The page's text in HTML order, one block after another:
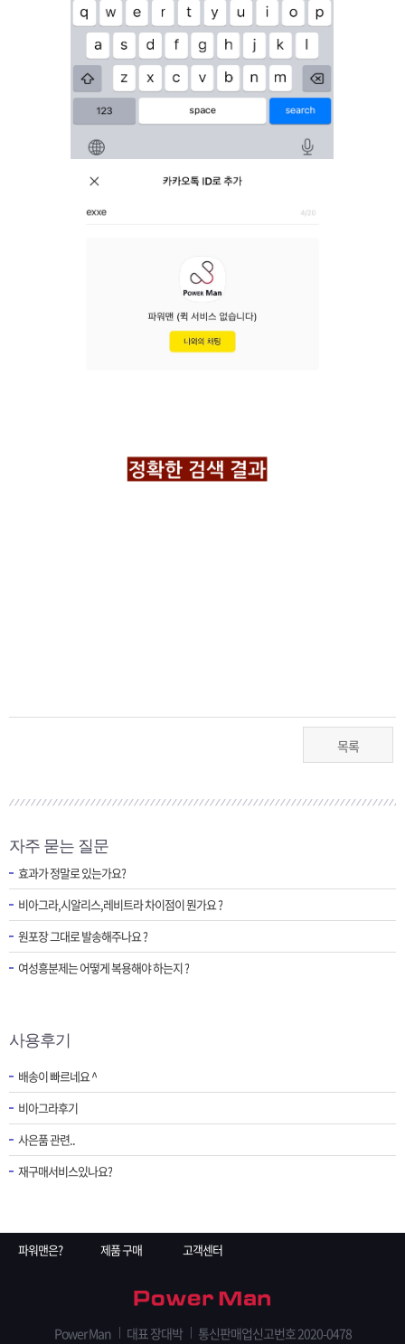
목록
자주 묻는 질문
효과가 정말로 있는가요?
비아그라,시알리스,레비트라 차이점이 뭔가요 ?
원포장 그대로 발송해주나요 ?
여성흥분제는 어떻게 복용해야 하는지 ?
사용후기
배송이 빠르네요 ^
비아그라후기
사은품 관련..
재구매서비스있나요?
파워맨은? 제품 구매 고객센터
Power Man 대표 장대박 통신판매업신고번호 2020-0478